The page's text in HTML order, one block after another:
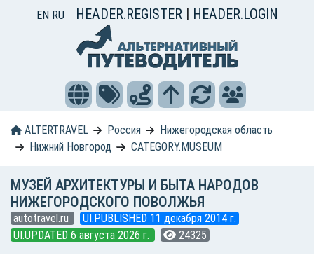
EN RU HEADER.REGISTER | HEADER.LOGIN
ALTERTRAVEL Россия
Нижегородская область
Нижний Новгород
CATEGORY.MUSEUM
МУЗЕЙ АРХИТЕКТУРЫ И БЫТА НАРОДОВ
НИЖЕГОРОДСКОГО ПОВОЛЖЬЯ
autotravel.ru
UI.PUBLISHED 11 декабря 2014 г.
UI.UPDATED 6 августа 2026 г.
24325